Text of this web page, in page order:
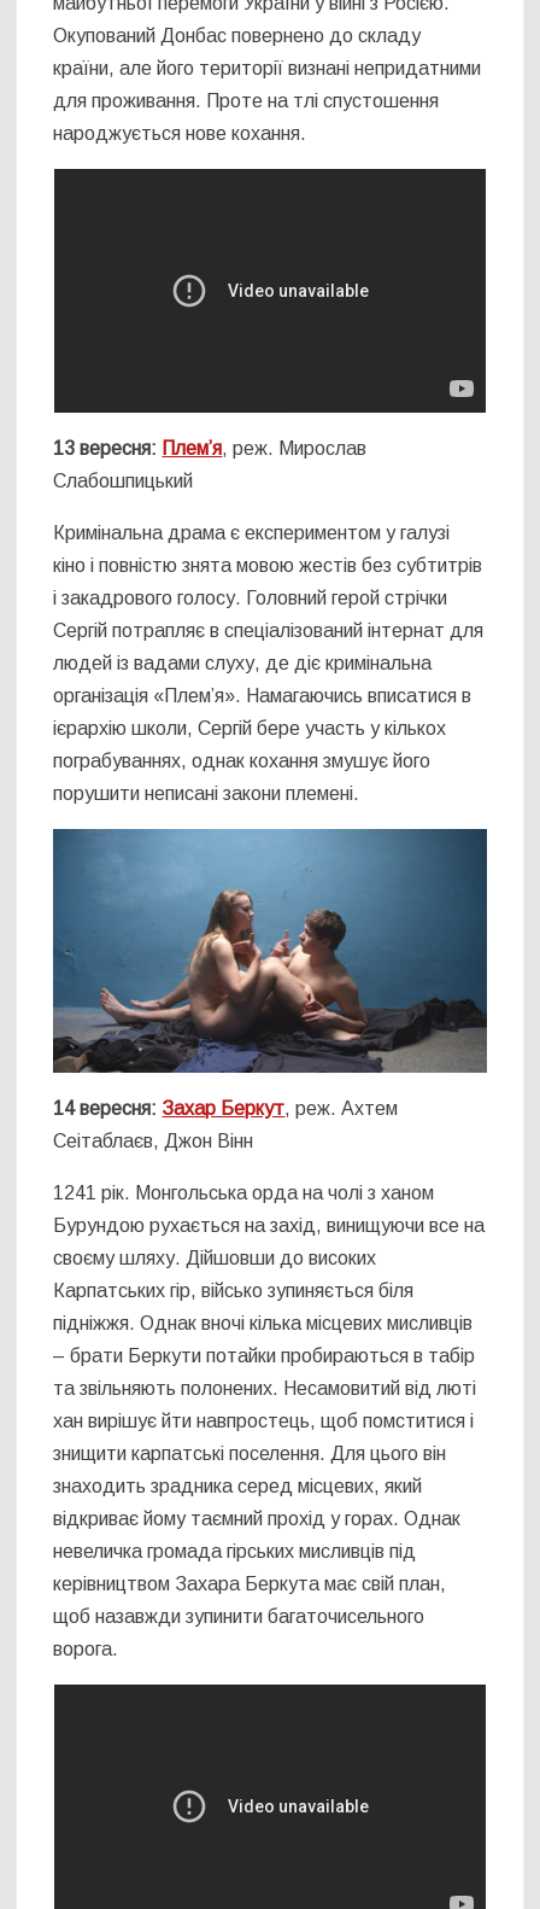
Окупований Донбас повернено до складу
країни, але його території визнані непридатними
для проживання. Проте на тлі спустошення
народжується нове кохання.
13 вересня: Плем’я, реж. Мирослав
Слабошпицький
Кримінальна драма є експериментом у галузі
кіно і повністю знята мовою жестів без субтитрів
і закадрового голосу. Головний герой стрічки
Сергій потрапляє в спеціалізований інтернат для
людей із вадами слуху, де діє кримінальна
організація «Плем’я». Намагаючись вписатися в
ієрархію школи, Сергій бере участь у кількох
пограбуваннях, однак кохання змушує його
порушити неписані закони племені.
14 вересня: Захар Беркут, реж. Ахтем
Сеітаблаєв, Джон Вінн
1241 рік. Монгольська орда на чолі з ханом
Бурундою рухається на захід, винищуючи все на
своєму шляху. Дійшовши до високих
Карпатських гір, військо зупиняється біля
підніжжя. Однак вночі кілька місцевих мисливців
– брати Беркути потайки пробираються в табір
та звільняють полонених. Несамовитий від люті
хан вирішує йти навпростець, щоб помститися і
знищити карпатські поселення. Для цього він
знаходить зрадника серед місцевих, який
відкриває йому таємний прохід у горах. Однак
невеличка громада гірських мисливців під
керівництвом Захара Беркута має свій план,
щоб назавжди зупинити багаточисельного
ворога.